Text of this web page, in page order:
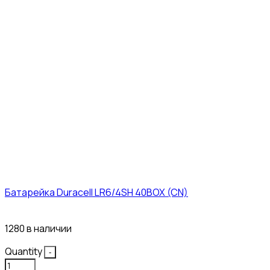
Батарейка Duracell LR6/4SH 40BOX (CN)
1280 в наличии
Quantity
-